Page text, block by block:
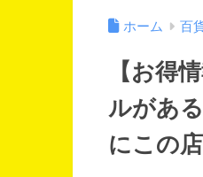
ホーム 百
【お得
ルがあ
にこの